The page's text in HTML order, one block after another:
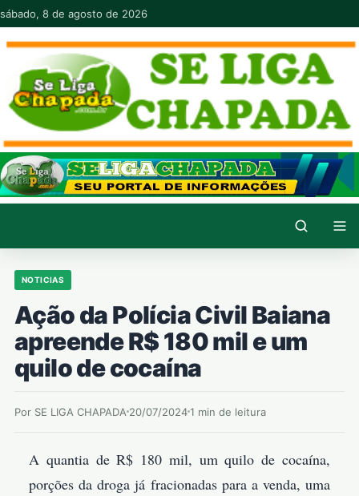
Pular para o conteúdo
sábado, 8 de agosto de 2026
NOTICIAS
Ação da Polícia Civil Baiana
apreende R$ 180 mil e um
quilo de cocaína
Por SE LIGA CHAPADA 20/07/20241 min de leitura
A quantia de R$ 180 mil, um quilo de cocaína,
porções da droga já fracionadas para a venda, uma